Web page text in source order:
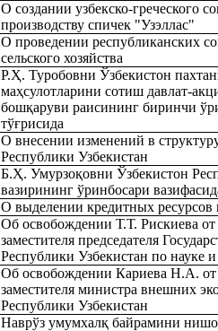
О создании узбекско-греческого
производству спичек "Узэллас"
О проведении республиканских
сельского хозяйства
Р.Ҳ. Туробовни Ўзбекистон
маҳсулотларини сотиш давлат-
бошқаруви раисининг биринчи
тўғрисида
О внесении изменений в
Республики Узбекистан
Б.Ҳ. Умурзоқовни Ўзбекистон
вазирининг ўринбосари
О выделении кредитных ресурсов
Об освобождении Т.Т. Рискиева от
заместителя председателя
Республики Узбекистан по науке
Об освобождении Кариева Н.А. от
заместителя министра внешних
Республики Узбекистан
Наврўз умумхалқ байрамини